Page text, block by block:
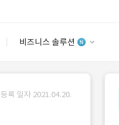
비즈니스 솔루션
안심 코드 케어
등록 일자 2021.04.20.